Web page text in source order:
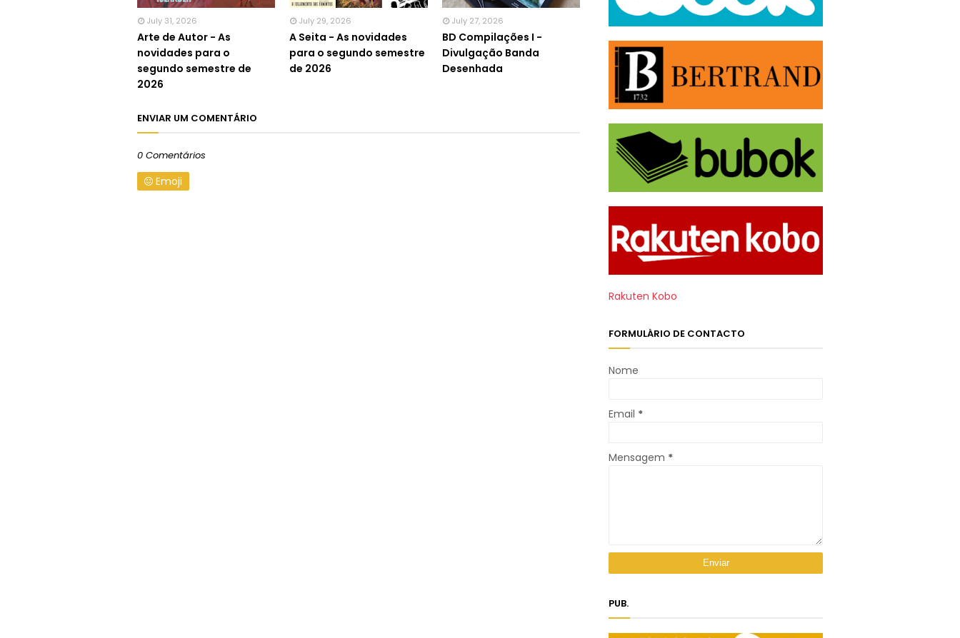
July 31, 2026
Arte de Autor - As
novidades para o
segundo semestre de
2026
July 29, 2026
A Seita - As novidades
para o segundo semestre
de 2026
July 27, 2026
BD Compilações I -
Divulgação Banda
Desenhada
ENVIAR UM COMENTÁRIO
0 Comentários
Emoji
Rakuten Kobo
FORMULÁRIO DE CONTACTO
Nome
Email *
Mensagem *
PUB.